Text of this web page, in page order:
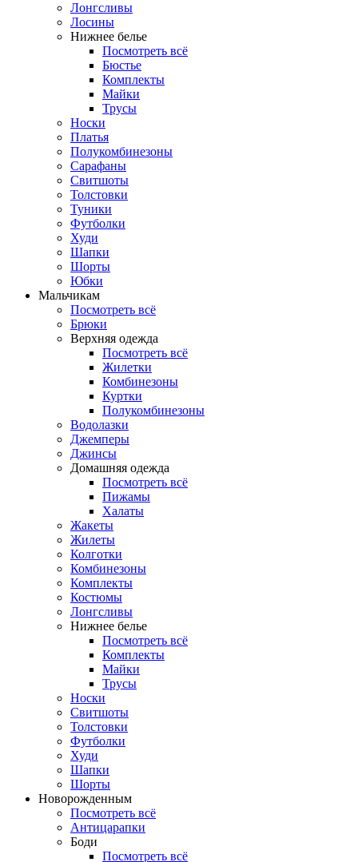
Лонгсливы
Лосины
Нижнее белье
Посмотреть всё
Бюстье
Комплекты
Майки
Трусы
Носки
Платья
Полукомбинезоны
Сарафаны
Свитшоты
Толстовки
Туники
Футболки
Худи
Шапки
Шорты
Юбки
Мальчикам
Посмотреть всё
Брюки
Верхняя одежда
Посмотреть всё
Жилетки
Комбинезоны
Куртки
Полукомбинезоны
Водолазки
Джемперы
Джинсы
Домашняя одежда
Посмотреть всё
Пижамы
Халаты
Жакеты
Жилеты
Колготки
Комбинезоны
Комплекты
Костюмы
Лонгсливы
Нижнее белье
Посмотреть всё
Комплекты
Майки
Трусы
Носки
Свитшоты
Толстовки
Футболки
Худи
Шапки
Шорты
Новорожденным
Посмотреть всё
Антицарапки
Боди
Посмотреть всё